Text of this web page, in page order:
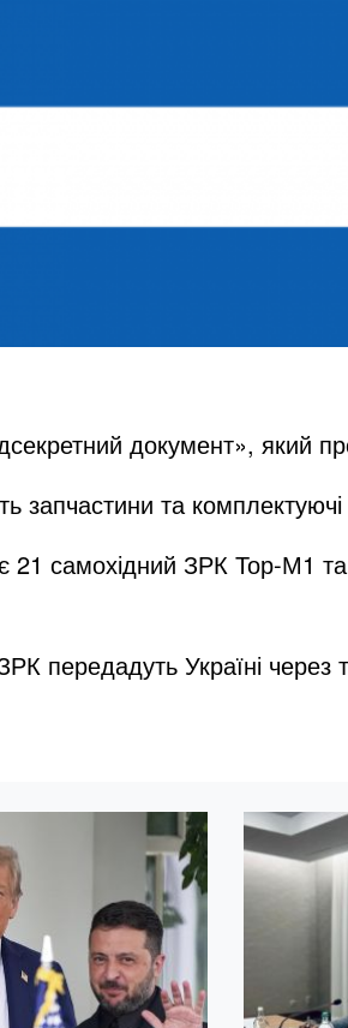
документ», який
та
21 самохідний ЗРК Тор-
передадуть Україні через